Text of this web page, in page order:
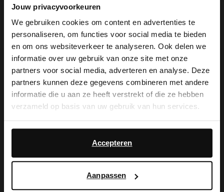
Jouw privacyvoorkeuren
We gebruiken cookies om content en advertenties te
personaliseren, om functies voor social media te bieden
en om ons websiteverkeer te analyseren. Ook delen we
informatie over uw gebruik van onze site met onze
partners voor social media, adverteren en analyse. Deze
partners kunnen deze gegevens combineren met andere
informatie die u aan ze heeft verstrekt of die ze hebben
verzameld op basis van uw gebruik van hun services.
Daarnaast werken wij samen met Google voor
advertentie- en meetdoeleinden. Meer informatie over
hoe Google uw persoonsgegevens gebruikt, vindt u op
Accepteren
Aanpassen
149.99 149.99
×
View this website in English?
It looks like your language isn't Dutch. Would
you like to switch to English?
English
No, stay in Dutch